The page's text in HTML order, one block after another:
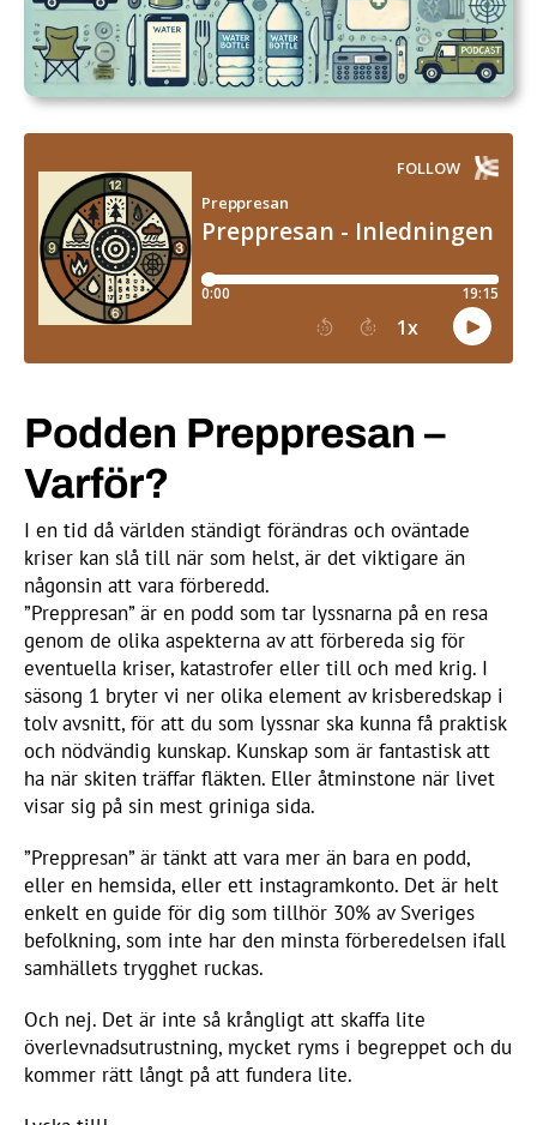
3 – Äta husdjur?
Sammanfattning 1
5 – Att föda barn
Podden Preppresan –
Varför?
I en tid då världen ständigt förändras och oväntade
kriser kan slå till när som helst, är det viktigare än
någonsin att vara förberedd.
”Preppresan” är en podd som tar lyssnarna på en resa
genom de olika aspekterna av att förbereda sig för
eventuella kriser, katastrofer eller till och med krig. I
säsong 1 bryter vi ner olika element av krisberedskap i
tolv avsnitt, för att du som lyssnar ska kunna få praktisk
och nödvändig kunskap. Kunskap som är fantastisk att
ha när skiten träffar fläkten. Eller åtminstone när livet
visar sig på sin mest griniga sida.
”Preppresan” är tänkt att vara mer än bara en podd,
eller en hemsida, eller ett instagramkonto. Det är helt
enkelt en guide för dig som tillhör 30% av Sveriges
befolkning, som inte har den minsta förberedelsen ifall
samhällets trygghet ruckas.
Och nej. Det är inte så krångligt att skaffa lite
överlevnadsutrustning, mycket ryms i begreppet och du
kommer rätt långt på att fundera lite.